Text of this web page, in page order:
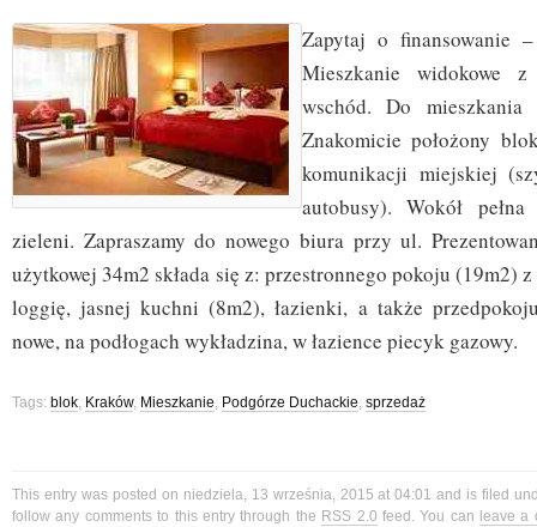
Zapytaj o finansowanie
Mieszkanie widokowe
wschód. Do mieszkania
Znakomicie położony
komunikacji miejskiej
autobusy). Wokół
zieleni. Zapraszamy do nowego biura przy ul.
użytkowej 34m2 składa się z: przestronnego pokoju (19m2)
loggię, jasnej kuchni (8m2), łazienki, a także
nowe, na podłogach wykładzina, w łazience piecyk gazowy.
Tags: blok, Kraków, Mieszkanie, Podgórze Duchackie, sprzedaż
This entry was posted on niedziela, 13 września, 2015 at 04:01 and is filed
follow any comments to this entry through the RSS 2.0 feed. You can leave a